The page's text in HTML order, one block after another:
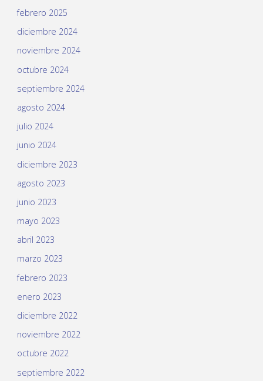
febrero 2025
diciembre 2024
noviembre 2024
octubre 2024
septiembre 2024
agosto 2024
julio 2024
junio 2024
diciembre 2023
agosto 2023
junio 2023
mayo 2023
abril 2023
marzo 2023
febrero 2023
enero 2023
diciembre 2022
noviembre 2022
octubre 2022
septiembre 2022